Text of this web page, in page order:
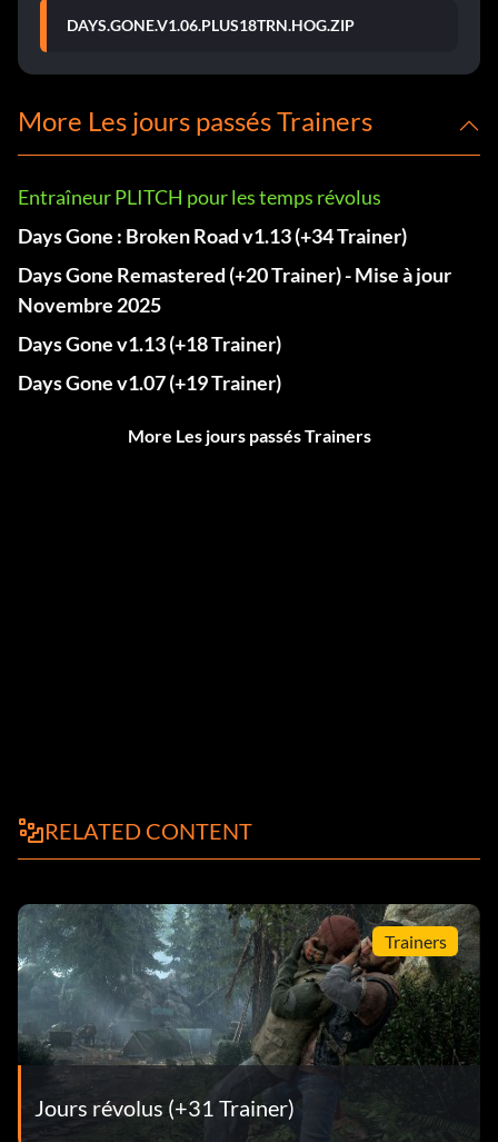
DAYS.GONE.V1.06.PLUS18TRN.HOG.ZIP
More Les jours passés Trainers
Entraîneur PLITCH pour les temps révolus
Days Gone : Broken Road v1.13 (+34 Trainer)
Days Gone Remastered (+20 Trainer) - Mise à jour
Novembre 2025
Days Gone v1.13 (+18 Trainer)
Days Gone v1.07 (+19 Trainer)
More Les jours passés Trainers
RELATED CONTENT
Trainers
Jours révolus (+31 Trainer)